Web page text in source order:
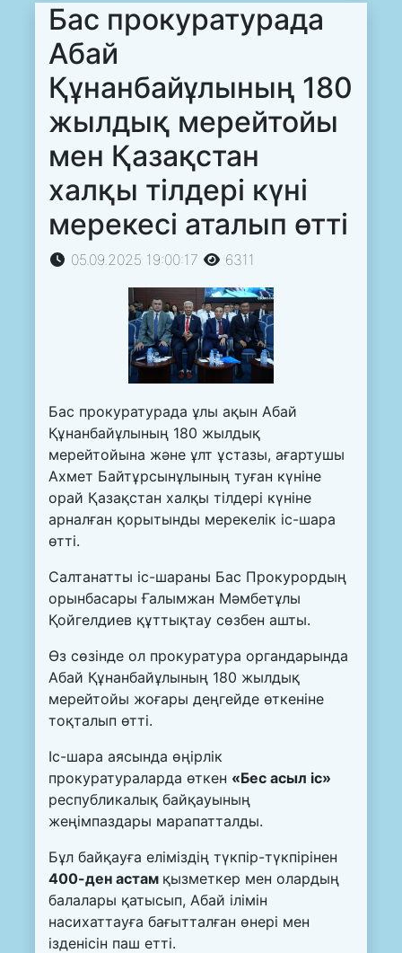
Бас прокуратурада
Абай
Құнанбайұлының 180
жылдық мерейтойы
мен Қазақстан
халқы тілдері күні
мерекесі аталып өтті
05.09.2025 19:00:17 6311
Бас прокуратурада ұлы ақын Абай
Құнанбайұлының 180 жылдық
мерейтойына және ұлт ұстазы, ағартушы
Ахмет Байтұрсынұлының туған күніне
орай Қазақстан халқы тілдері күніне
арналған қорытынды мерекелік іс-шара
өтті.
Салтанатты іс-шараны Бас Прокурордың
орынбасары Ғалымжан Мәмбетұлы
Қойгелдиев құттықтау сөзбен ашты.
Өз сөзінде ол прокуратура органдарында
Абай Құнанбайұлының 180 жылдық
мерейтойы жоғары деңгейде өткеніне
тоқталып өтті.
Іс-шара аясында өңірлік
прокуратураларда өткен «Бес асыл іс»
республикалық байқауының
жеңімпаздары марапатталды.
Бұл байқауға еліміздің түкпір-түкпірінен
400-ден астам қызметкер мен олардың
балалары қатысып, Абай ілімін
насихаттауға бағытталған өнері мен
ізденісін паш етті.